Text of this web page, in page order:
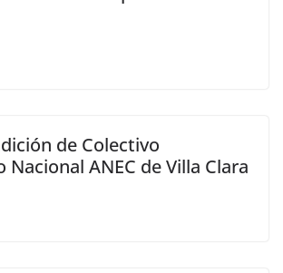
de Colectivo
Nacional ANEC de Villa Clara